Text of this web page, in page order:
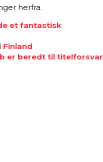
herfra.
et fantastisk
Finland
er beredt til titelforsvar